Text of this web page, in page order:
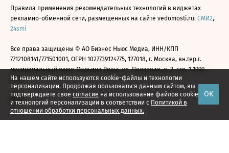
На нашем сайте используются cookie-файлы и технологии
персонализации. Продолжая пользоваться данным сайтом, вы
подтверждаете свое согласие на использование файлов cookie
и технологий персонализации в соответствии с Политикой в
отношении обработки персональных данных.
ОК
Правила применения рекомендательных технологий в виджетах
рекламно-обменной сети, размещенных на сайте vedomosti.ru: СМИ2,
24smi
Все права защищены © АО Бизнес Ньюс Медиа, ИНН/КПП
7712108141/771501001, ОГРН 1027739124775, 127018, г. Москва, вн.тер.г.
муниципальный округ Марьина Роща, ул. Полковая, д. 3, стр. 1 1999—
2026